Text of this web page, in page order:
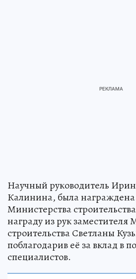
Научный руководитель
Калинина, была награждена
Министерства
награду из рук заместителя
строительства Светланы
поблагодарив её за вклад в
специалистов.